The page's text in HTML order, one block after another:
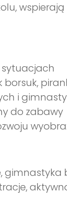
sytuacjach
borsuk,
i
do zabawy
gimnastyka